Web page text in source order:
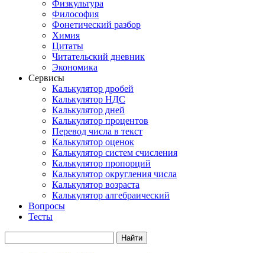
Физкультура
Философия
Фонетический разбор
Химия
Цитаты
Читательский дневник
Экономика
Сервисы
Калькулятор дробей
Калькулятор НДС
Калькулятор дней
Калькулятор процентов
Перевод числа в текст
Калькулятор оценок
Калькулятор систем счисления
Калькулятор пропорций
Калькулятор округления числа
Калькулятор возраста
Калькулятор алгебраический
Вопросы
Тесты
Найти